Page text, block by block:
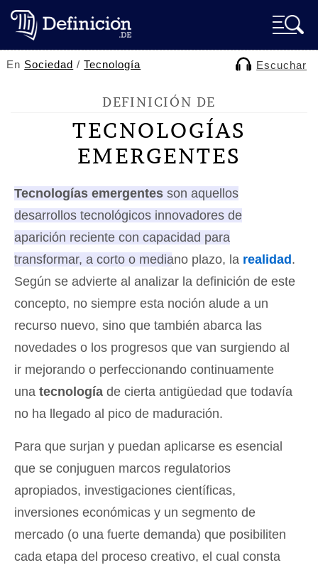
En Sociedad /Tecnología Escuchar
DEFINICIÓN DE
TECNOLOGÍAS
EMERGENTES
Tecnologías emergentes son aquellos
desarrollos tecnológicos innovadores de
aparición reciente con capacidad para
transformar, a corto o mediano plazo, la realidad .
Según se advierte al analizar la definición de este
concepto, no siempre esta noción alude a un
recurso nuevo, sino que también abarca las
novedades o los progresos que van surgiendo al
ir mejorando o perfeccionando continuamente
una tecnología de cierta antigüedad que todavía
no ha llegado al pico de maduración.
Para que surjan y puedan aplicarse es esencial
que se conjuguen marcos regulatorios
apropiados, investigaciones científicas,
inversiones económicas y un segmento de
mercado (o una fuerte demanda) que posibiliten
cada etapa del proceso creativo, el cual consta